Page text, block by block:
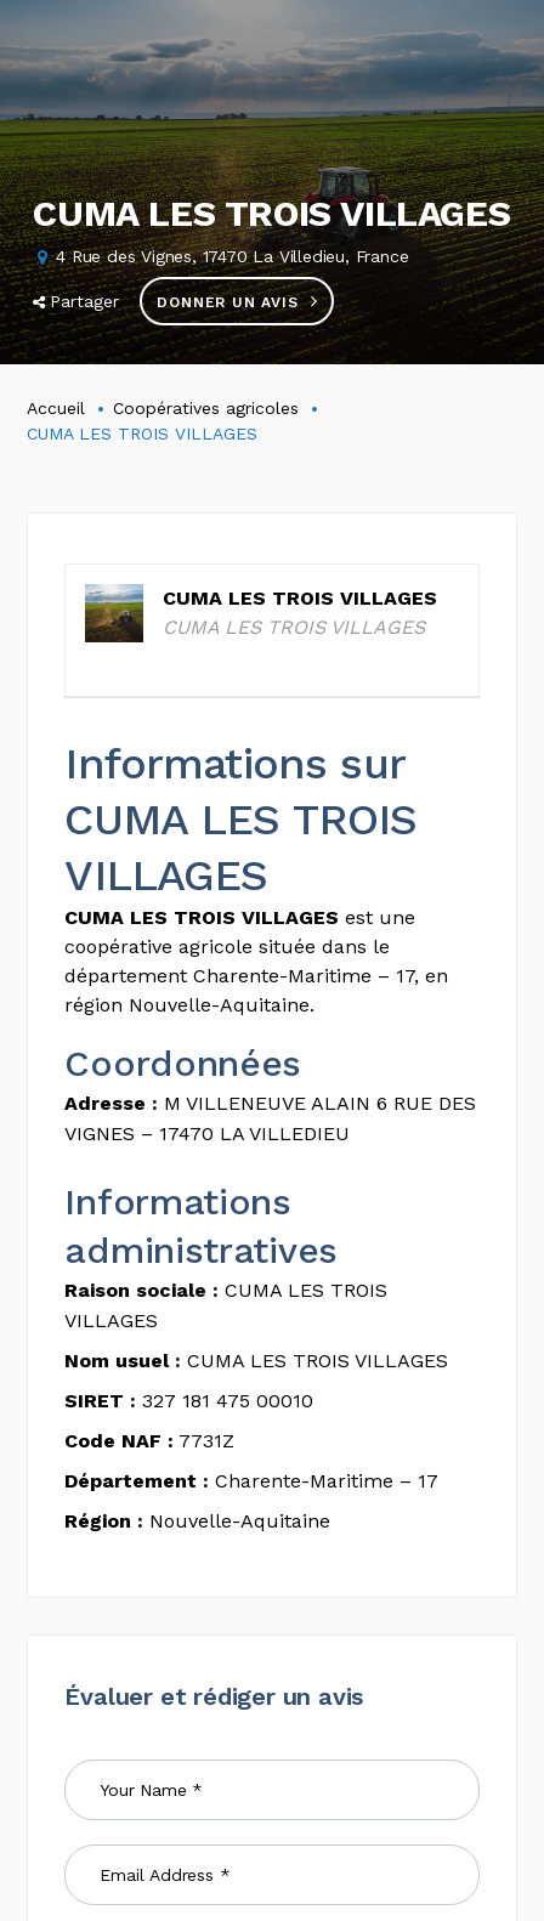
CUMA LES TROIS VILLAGES
4 Rue des Vignes, 17470 La Villedieu, France
Partager DONNER UN AVIS
Accueil
Coopératives agricoles
CUMA LES TROIS VILLAGES
CUMA LES TROIS VILLAGES
CUMA LES TROIS VILLAGES
Informations sur
CUMA LES TROIS
VILLAGES
CUMA LES TROIS VILLAGES est une
coopérative agricole située dans le
département Charente-Maritime – 17, en
région Nouvelle-Aquitaine.
Coordonnées
Adresse : M VILLENEUVE ALAIN 6 RUE DES
VIGNES – 17470 LA VILLEDIEU
Informations
administratives
Raison sociale : CUMA LES TROIS
VILLAGES
Nom usuel : CUMA LES TROIS VILLAGES
SIRET : 327 181 475 00010
Code NAF : 7731Z
Département : Charente-Maritime – 17
Région : Nouvelle-Aquitaine
Évaluer et rédiger un avis